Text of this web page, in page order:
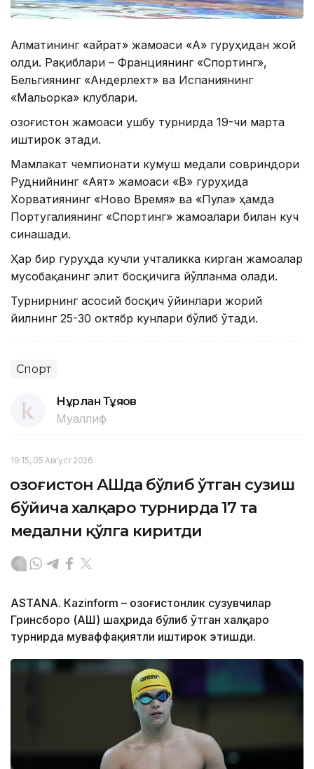
Алматининг «Қайрат» жамоаси «А» гуруҳидан жой
олди. Рақиблари – Франциянинг «Спортинг»,
Бельгиянинг «Андерлехт» ва Испаниянинг
«Мальорка» клублари.
Қозоғистон жамоаси ушбу турнирда 19-чи марта
иштирок этади.
Мамлакат чемпионати кумуш медали совриндори
Руднийнинг «Аят» жамоаси «В» гуруҳида
Хорватиянинг «Ново Время» ва «Пула» ҳамда
Португалиянинг «Спортинг» жамоалари билан куч
синашади.
Ҳар бир гуруҳда кучли учталикка кирган жамоалар
мусобақанинг элит босқичига йўлланма олади.
Турнирнинг асосий босқич ўйинлари жорий
йилнинг 25-30 октябр кунлари бўлиб ўтади.
Спорт
Нұрлан Тұяқов
Муаллиф
19:15, 05 Август 2026
Қозоғистон АҚШда бўлиб ўтган сузиш
бўйича халқаро турнирда 17 та
медални қўлга киритди
ASTANА. Кazinform – Қозоғистонлик сузувчилар
Гринсборо (АҚШ) шаҳрида бўлиб ўтган халқаро
турнирда муваффақиятли иштирок этишди.